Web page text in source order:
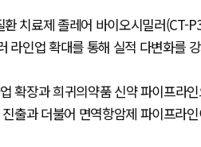
치료제 졸레어 바이오시밀러(CT-
라인업 확대를 통해 실적 다변화를
확장과 희귀의약품 신약 파이프라
출과 더불어 면역항암제 파이프라